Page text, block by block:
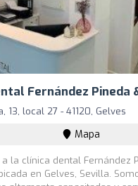
Fernández Pineda
13, local 27 - 41120, Gelves
Mapa
a la clínica dental Fernández
en Gelves, Sevilla.